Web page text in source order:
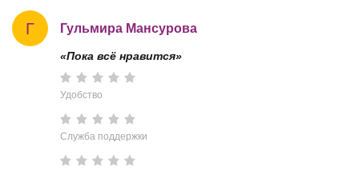
Г Гульмира Мансурова
«Пока всё нравится»
Удобство
Служба поддержки